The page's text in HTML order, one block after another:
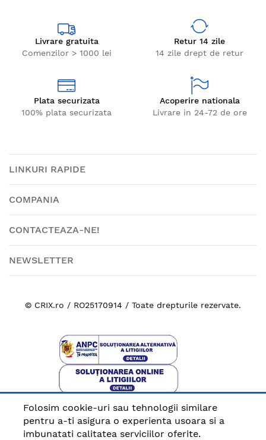
Livrare gratuita
Comenzilor > 1000 lei
Retur 14 zile
14 zile drept de retur
Plata securizata
100% plata securizata
Acoperire nationala
Livrare in 24-72 de ore
LINKURI RAPIDE
COMPANIA
CONTACTEAZA-NE!
NEWSLETTER
© CRIX.ro / RO25170914 / Toate drepturile rezervate.
Plata sigura cu
Folosim cookie-uri sau tehnologii similare
pentru a-ti asigura o experienta usoara si a
imbunatati calitatea serviciilor oferite.